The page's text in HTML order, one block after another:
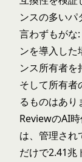
ンスの多いパ
言わずもがな
ンを導入し
ンス所有者を
そして所有者
るものはあ
ReviewのAI
は、管理され
だけで2.41兆